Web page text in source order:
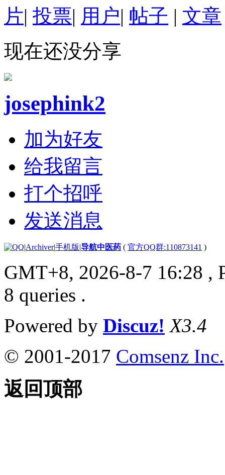
片| 投票| 用户| 帖子 | 文章
现在还没分享
josephink2
加为好友
给我留言
打个招呼
发送消息
|Archiver|手机版|导航中医药 ( 官方QQ群:110873141 )
GMT+8, 2026-8-7 16:28 ,
8 queries .
Powered by Discuz! X3.4
© 2001-2017 Comsenz Inc.
返回顶部